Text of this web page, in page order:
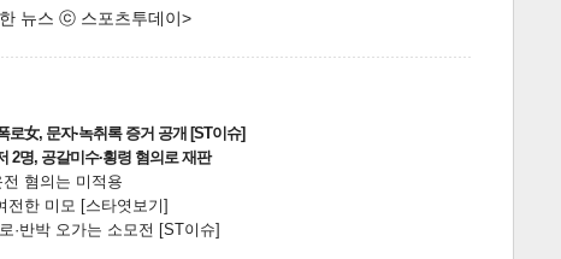
뉴스 ⓒ 스포츠투데이>
女, 문자·녹취록 증거 공개 [ST이슈]
2명, 공갈미수·횡령 혐의로 재판
혐의는 미적용
한 미모 [스타엿보기]
·반박 오가는 소모전 [ST이슈]